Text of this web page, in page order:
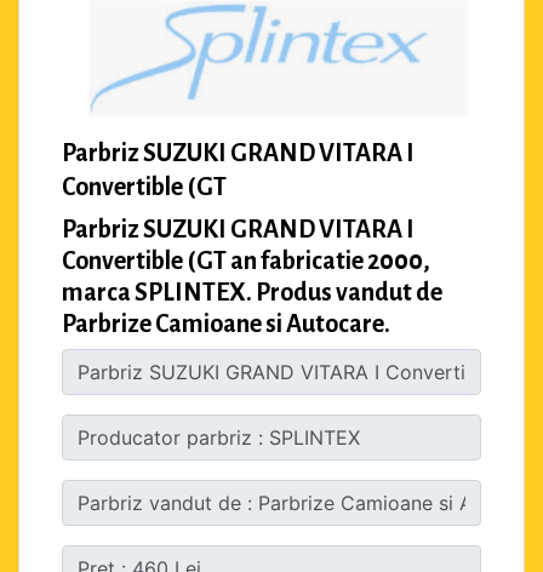
Parbriz SUZUKI GRAND VITARA I
Convertible (GT
Parbriz SUZUKI GRAND VITARA I
Convertible (GT an fabricatie 2000,
marca SPLINTEX. Produs vandut de
Parbrize Camioane si Autocare.